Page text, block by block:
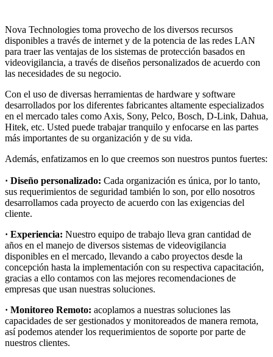
Nova Technologies toma provecho de los diversos recursos
disponibles a través de internet y de la potencia de las redes LAN
para traer las ventajas de los sistemas de protección basados en
videovigilancia, a través de diseños personalizados de acuerdo con
las necesidades de su negocio.
Con el uso de diversas herramientas de hardware y software
desarrollados por los diferentes fabricantes altamente especializados
en el mercado tales como Axis, Sony, Pelco, Bosch, D-Link, Dahua,
Hitek, etc. Usted puede trabajar tranquilo y enfocarse en las partes
más importantes de su organización y de su vida.
Además, enfatizamos en lo que creemos son nuestros puntos fuertes:
· Diseño personalizado: Cada organización es única, por lo tanto,
sus requerimientos de seguridad también lo son, por ello nosotros
desarrollamos cada proyecto de acuerdo con las exigencias del
cliente.
· Experiencia: Nuestro equipo de trabajo lleva gran cantidad de
años en el manejo de diversos sistemas de videovigilancia
disponibles en el mercado, llevando a cabo proyectos desde la
concepción hasta la implementación con su respectiva capacitación,
gracias a ello contamos con las mejores recomendaciones de
empresas que usan nuestras soluciones.
· Monitoreo Remoto: acoplamos a nuestras soluciones las
capacidades de ser gestionados y monitoreados de manera remota,
así podemos atender los requerimientos de soporte por parte de
nuestros clientes.